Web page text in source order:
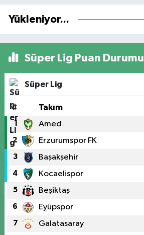
Yükleniyor...
Süper Lig Puan Durumu
Süper Lig
# Takım
1 Amed
2 Erzurumspor FK
3 Başakşehir
4 Kocaelispor
5 Beşiktaş
6 Eyüpspor
7 Galatasaray